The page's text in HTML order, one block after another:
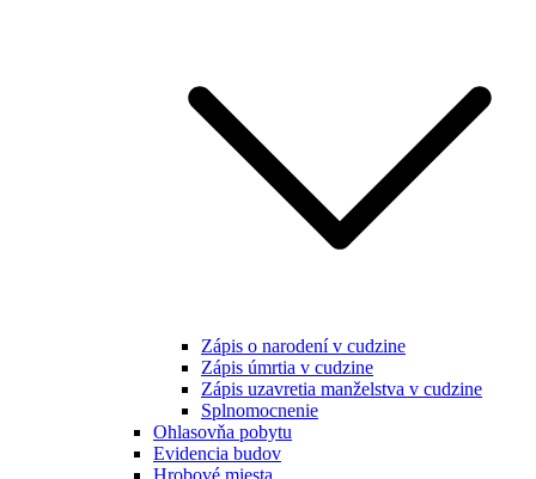
Zápis o narodení v cudzine
Zápis úmrtia v cudzine
Zápis uzavretia manželstva v cudzine
Splnomocnenie
Ohlasovňa pobytu
Evidencia budov
Hrobové miesta